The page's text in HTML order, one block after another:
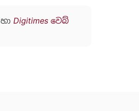
හා Digitimes වෙබ්